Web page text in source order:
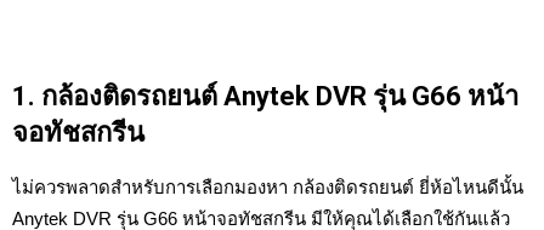
1. กล้องติดรถยนต์ Anytek DVR รุ่น G66 หน้า
จอทัชสกรีน
ไม่ควรพลาดสำหรับการเลือกมองหา กล้องติดรถยนต์ ยี่ห้อไหนดีนั้น
Anytek DVR รุ่น G66 หน้าจอทัชสกรีน มีให้คุณได้เลือกใช้กันแล้ว